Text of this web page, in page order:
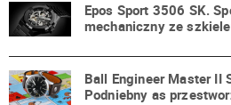
Epos Sport 3506 SK.
mechaniczny ze
Ball Engineer Master II
Podniebny as